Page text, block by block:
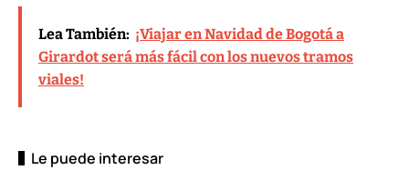
Lea También: ¡Viajar en Navidad de Bogotá a
Girardot será más fácil con los nuevos tramos
viales!
Le puede interesar